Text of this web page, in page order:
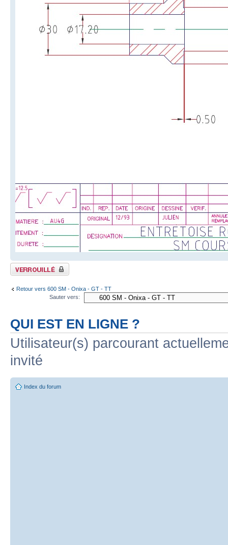
Sujet verrouillé
Retour vers 600 SM - Onixa - GT - TT
Sauter vers:
QUI EST EN LIGNE ?
Utilisateur(s) parcourant
invité
Index du forum